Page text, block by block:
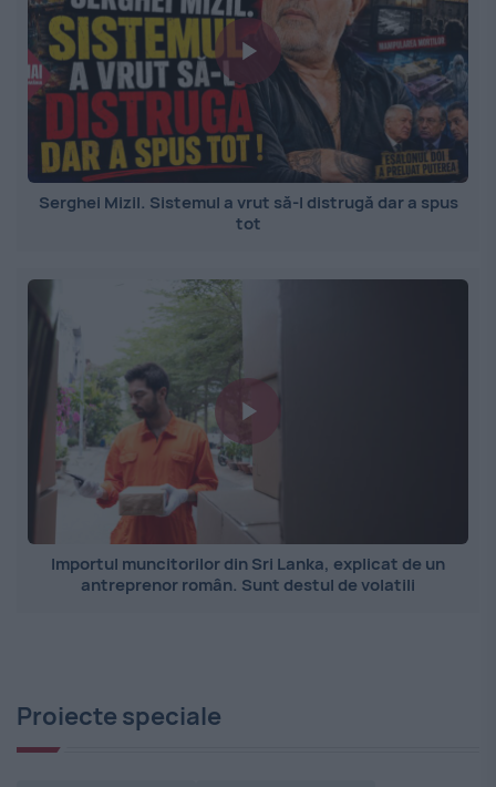
Serghei Mizil. Sistemul a vrut să-l distrugă dar a spus
tot
Importul muncitorilor din Sri Lanka, explicat de un
antreprenor român. Sunt destul de volatili
Proiecte speciale